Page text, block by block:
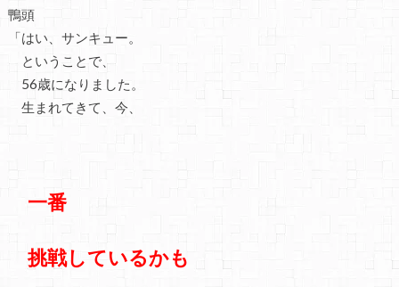
鴨頭
「はい、サンキュー。
ということで、
56歳になりました。
生まれてきて、今、
一番
挑戦しているかも